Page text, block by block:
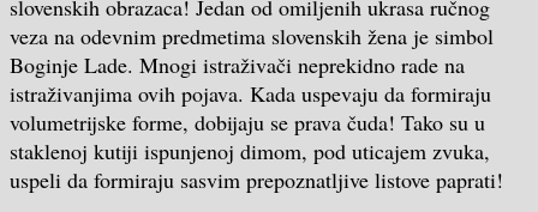
slovenskih obrazaca! Jedan od omiljenih ukrasa ručnog
veza na odevnim predmetima slovenskih žena je simbol
Boginje Lade. Mnogi istraživači neprekidno rade na
istraživanjima ovih pojava. Kada uspevaju da formiraju
volumetrijske forme, dobijaju se prava čuda! Tako su u
staklenoj kutiji ispunjenoj dimom, pod uticajem zvuka,
uspeli da formiraju sasvim prepoznatljive listove paprati!